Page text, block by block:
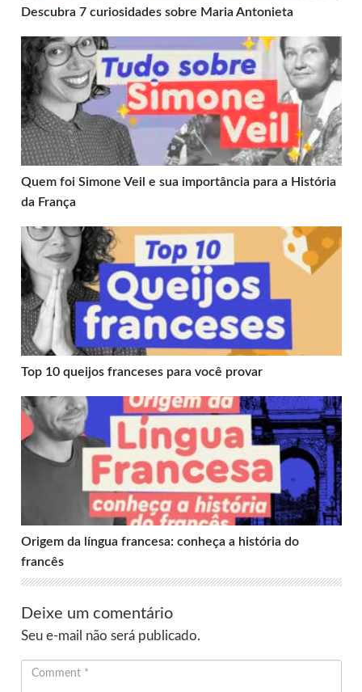
Descubra 7 curiosidades sobre Maria Antonieta
Quem foi Simone Veil e sua importância para a História
Quem foi Simone Veil e sua importância para a História
da França
Top 10 queijos franceses para você provar
Top 10 queijos franceses para você provar
Origem da língua francesa: conheça a história do francês
Origem da língua francesa: conheça a história do
francês
Deixe um comentário
Seu e-mail não será publicado.